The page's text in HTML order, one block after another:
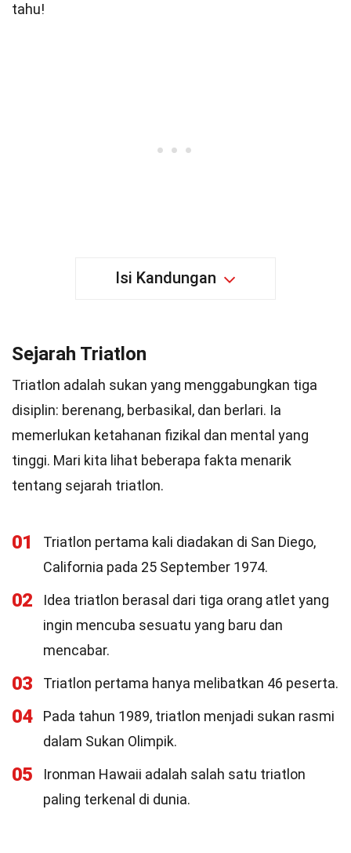
tahu!
Isi Kandungan
Sejarah Triatlon
Triatlon adalah sukan yang menggabungkan tiga
disiplin: berenang, berbasikal, dan berlari. Ia
memerlukan ketahanan fizikal dan mental yang
tinggi. Mari kita lihat beberapa fakta menarik
tentang sejarah triatlon.
01
Triatlon pertama kali diadakan di San Diego,
California pada 25 September 1974.
02
Idea triatlon berasal dari tiga orang atlet yang
ingin mencuba sesuatu yang baru dan
mencabar.
03 Triatlon pertama hanya melibatkan 46 peserta.
04
Pada tahun 1989, triatlon menjadi sukan rasmi
dalam Sukan Olimpik.
05
Ironman Hawaii adalah salah satu triatlon
paling terkenal di dunia.